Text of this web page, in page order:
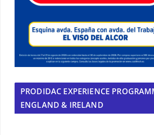
PRODIDAC EXPERIENCE
ENGLAND & IRELAND